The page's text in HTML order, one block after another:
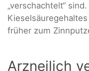
„verschachtelt“
früher zum
Arzneilich